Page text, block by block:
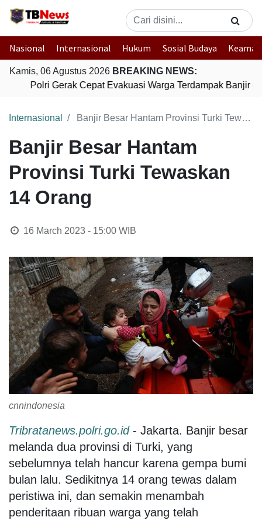
Nasional Internasional Hukum Sosial Budaya
Kamis, 06 Agustus 2026 BREAKING NEWS:
Polri Gerak Cepat Evakuasi Warga Terdampak Banjir di
Internasional Banjir Besar Hantam Provinsi Turki Tewaskan 14 Orang
Banjir Besar Hantam
Provinsi Turki Tewaskan
14 Orang
16 March 2023 - 15:00WIB
cnnindonesia
Tribratanews.polri.go.id - Jakarta. Banjir besar
melanda dua provinsi di Turki, yang
sebelumnya telah hancur karena gempa bumi
bulan lalu. Sedikitnya 14 orang tewas dalam
peristiwa ini, dan semakin menambah
penderitaan ribuan warga yang telah